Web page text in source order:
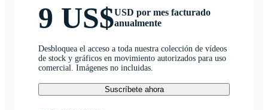
9 US$USD por mes facturado
anualmente
Desbloquea el acceso a toda nuestra colección de vídeos
de stock y gráficos en movimiento autorizados para uso
comercial. Imágenes no incluidas.
Suscríbete ahora